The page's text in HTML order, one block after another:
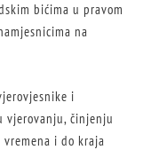
bićima u pravom
na
i
vjerovanju, činjenju
i do kraja